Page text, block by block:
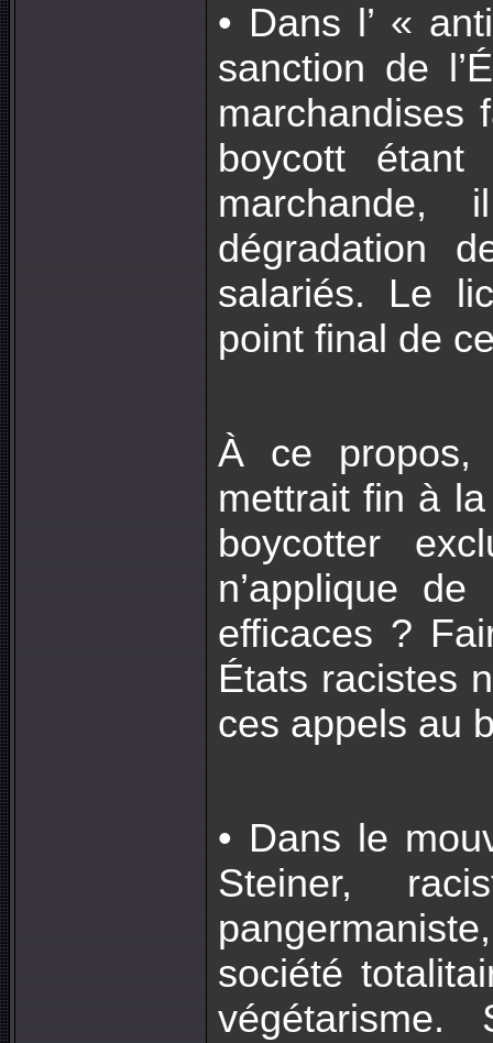
• Dans l’ «
sanction de
marchandises
boycott étant
dégradation
salariés. Le
point final de
À ce propos,
mettrait fin à
boycotter
n’applique
efficaces ?
États racistes
ces appels au
• Dans le
Steiner,
société
végétarisme.